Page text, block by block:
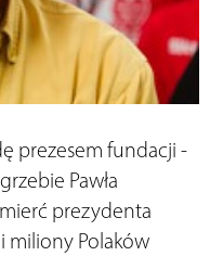
prezesem fundacji -
Pawła
prezydenta
miliony Polaków